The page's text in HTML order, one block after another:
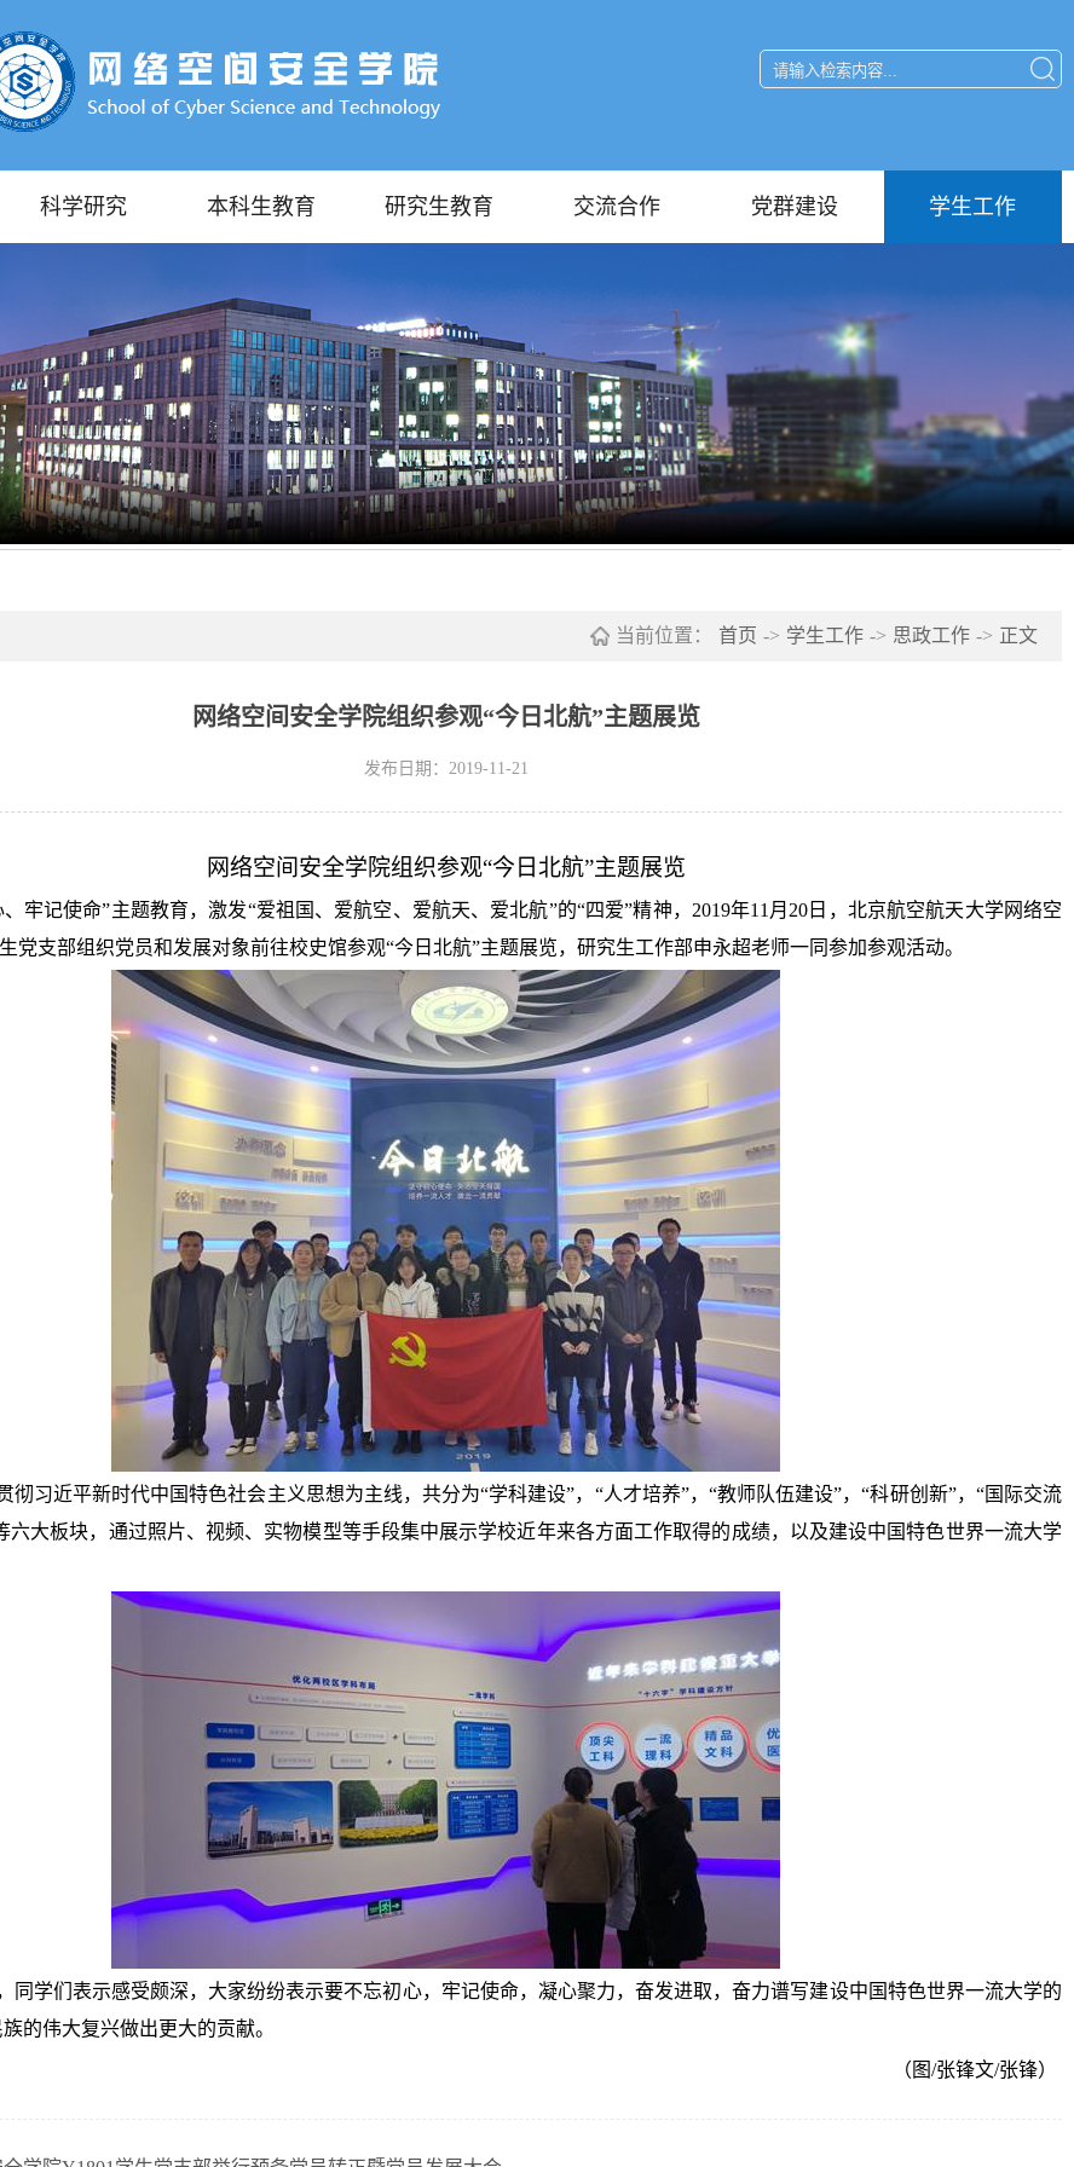
科学研究 本科生教育 研究生教育 交流合作 党群建设 学生工作
当前位置： 首页 -> 学生工作 -> 思政工作 -> 正文
网络空间安全学院组织参观“今日北航”主题展览
发布日期：2019-11-21
网络空间安全学院组织参观“今日北航”主题展览
牢记使命”主题教育，激发“爱祖国、爱航空、爱航天、爱北航”的“四爱”精神， 2019年11 月 20 日，北京航空航天大学网络空
党支部组织党员和发展对象前往校史馆参观“今日北航”主题展览，研究生工作部申永超老师一同参加参观活动。
彻习近平新时代中国特色社会主义思想为主线，共分为“学科建设”，“人才培养”，“教师队伍建设”，“科研创新”，“国际交流
六大板块，通过照片、视频、实物模型等手段集中展示学校近年来各方面工作取得的成绩，以及建设中国特色世界一流大学
同学们表示感受颇深，大家纷纷表示要不忘初心，牢记使命，凝心聚力，奋发进取，奋力谱写建设中国特色世界一流大学的
的伟大复兴做出更大的贡献。
（图/张锋文/张锋）